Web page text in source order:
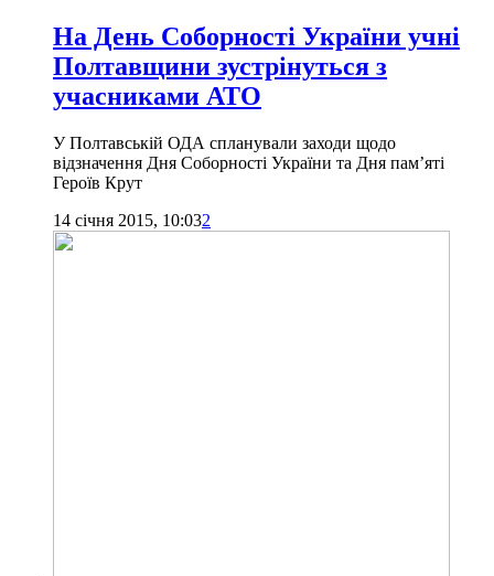
На День Соборності України учні
Полтавщини зустрінуться з
учасниками АТО
У Полтавській ОДА спланували заходи щодо
відзначення Дня Соборності України та Дня пам’яті
Героїв Крут
14 січня 2015, 10:032